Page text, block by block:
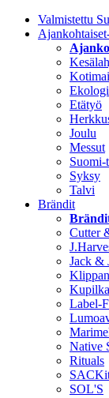
Valmistettu
Etätyö
Joulu
Messut
Suomi-
Syksy
Talvi
Brändit
Cutter
Jack &
Klippan
Kupilka
Label-
Native
Rituals
SOL'S